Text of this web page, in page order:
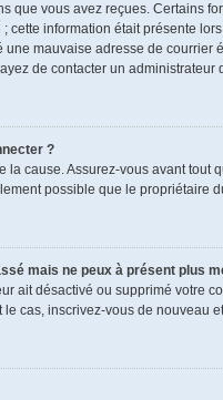
que vous avez reçues. Certains
cette information était présente
mauvaise adresse de
de contacter un administrateur
?
la cause. Assurez-vous avant tout
possible que le propriétaire
mais ne peux à présent plus
ait désactivé ou supprimé
le cas, inscrivez-vous de nouveau